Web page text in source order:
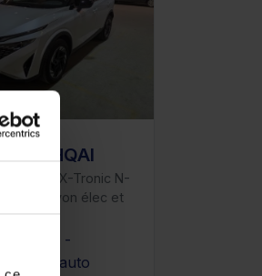
QASHQAI
DIG-T 158 X-Tronic N-
avec Hayon élec et
- 2025 -
- Boîte auto